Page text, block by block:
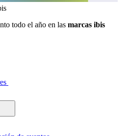
todo el año en las marcas ibis